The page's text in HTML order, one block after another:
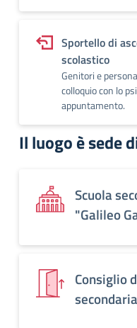
Sportello di
scolastico
Genitori e
colloquio con lo
appuntamento.
Il luogo è sede
Scuola
"Galileo
Consiglio